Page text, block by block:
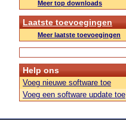
Meer top downloads
Laatste toevoegingen
Meer laatste toevoegingen
Help ons
Voeg nieuwe software toe
Voeg een software update toe